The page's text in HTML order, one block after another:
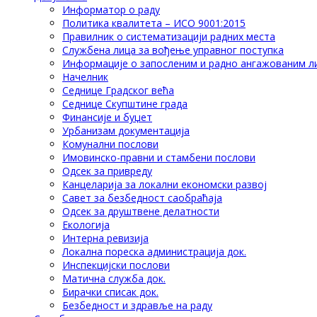
Информатор о раду
Политика квалитета – ИСО 9001:2015
Правилник о систематизацији радних места
Службена лица за вођење управног поступка
Информације о запосленим и радно ангажованим
Начелник
Седнице Градског већа
Седнице Скупштине града
Финансије и буџет
Урбанизам документација
Комунални послови
Имовинско-правни и стамбени послови
Одсек за привреду
Канцеларија за локални економски развој
Савет за безбедност саобраћаја
Одсек за друштвене делатности
Eкологија
Интерна ревизија
Локална пореска администрација док.
Инспекцијски послови
Матична служба док.
Бирачки списак док.
Безбедност и здравље на раду